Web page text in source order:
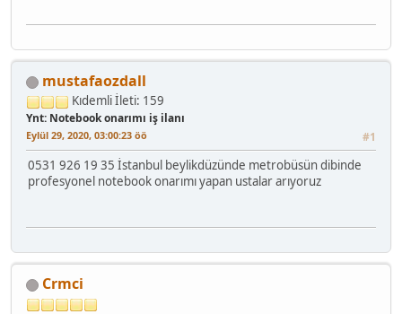
mustafaozdall
Kıdemliİleti: 159
Ynt: Notebook onarımı iş ilanı
Eylül 29, 2020, 03:00:23 öö #1
0531 926 19 35 İstanbul beylikdüzünde metrobüsün dibinde
profesyonel notebook onarımı yapan ustalar arıyoruz
Crmci